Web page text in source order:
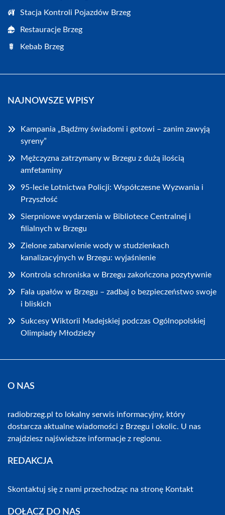
Stacja Kontroli Pojazdów Brzeg
Restauracje Brzeg
Kebab Brzeg
NAJNOWSZE WPISY
Kampania „Bądźmy świadomi i gotowi – zanim zawyją
syreny”
Mężczyzna zatrzymany w Brzegu z dużą ilością
amfetaminy
95-lecie Lotnictwa Policji: Współczesne Wyzwania i
Przyszłość
Sierpniowe wydarzenia w Bibliotece Centralnej i
filialnych w Brzegu
Zielone zabarwienie wody w studzienkach
kanalizacyjnych w Brzegu: wyjaśnienie
Kontrola schroniska w Brzegu zakończona pozytywnie
Fala upałów w Brzegu – zadbaj o bezpieczeństwo swoje
i bliskich
Sukcesy Wiktorii Madejskiej podczas Ogólnopolskiej
Olimpiady Młodzieży
O NAS
radiobrzeg.pl to lokalny serwis informacyjny, który
dostarcza aktualne wiadomości z Brzegu i okolic. U nas
znajdziesz najświeższe informacje z regionu.
REDAKCJA
Skontaktuj się z nami przechodząc na stronę Kontakt
DOŁĄCZ DO NAS